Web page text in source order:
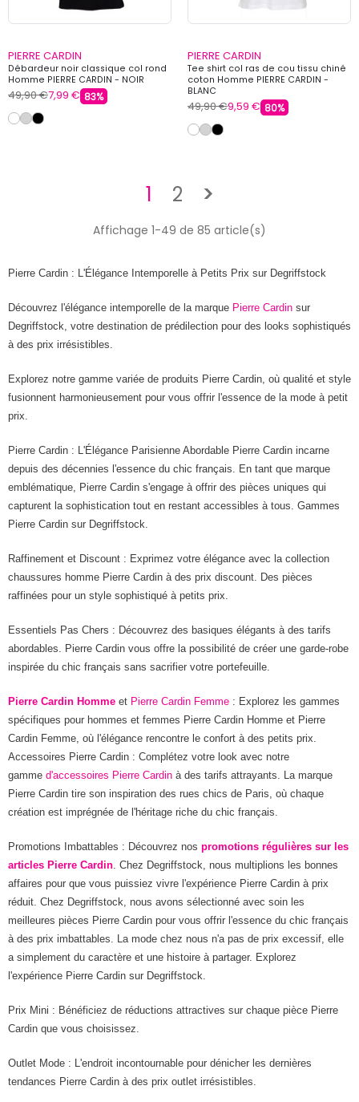
PIERRE CARDIN
Débardeur noir classique col rond
Homme PIERRE CARDIN - NOIR
49,90 €7,99 € 83%
PIERRE CARDIN
Tee shirt col ras de cou tissu chiné
coton Homme PIERRE CARDIN -
BLANC
49,90 €9,59 € 80%
1 2 >
Affichage 1-49 de 85 article(s)
Pierre Cardin : L'Élégance Intemporelle à Petits Prix sur Degriffstock
Découvrez l'élégance intemporelle de la marque Pierre Cardin sur
Degriffstock, votre destination de prédilection pour des looks sophistiqués
à des prix irrésistibles.
Explorez notre gamme variée de produits Pierre Cardin, où qualité et style
fusionnent harmonieusement pour vous offrir l'essence de la mode à petit
prix.
Pierre Cardin : L'Élégance Parisienne Abordable Pierre Cardin incarne
depuis des décennies l'essence du chic français. En tant que marque
emblématique, Pierre Cardin s'engage à offrir des pièces uniques qui
capturent la sophistication tout en restant accessibles à tous. Gammes
Pierre Cardin sur Degriffstock.
Raffinement et Discount : Exprimez votre élégance avec la collection
chaussures homme Pierre Cardin à des prix discount. Des pièces
raffinées pour un style sophistiqué à petits prix.
Essentiels Pas Chers : Découvrez des basiques élégants à des tarifs
abordables. Pierre Cardin vous offre la possibilité de créer une garde-robe
inspirée du chic français sans sacrifier votre portefeuille.
Pierre Cardin Homme et Pierre Cardin Femme : Explorez les gammes
spécifiques pour hommes et femmes Pierre Cardin Homme et Pierre
Cardin Femme, où l'élégance rencontre le confort à des petits prix.
Accessoires Pierre Cardin : Complétez votre look avec notre
gamme d'accessoires Pierre Cardin à des tarifs attrayants. La marque
Pierre Cardin tire son inspiration des rues chics de Paris, où chaque
création est imprégnée de l'héritage riche du chic français.
Promotions Imbattables : Découvrez nos promotions régulières sur les
articles Pierre Cardin . Chez Degriffstock, nous multiplions les bonnes
affaires pour que vous puissiez vivre l'expérience Pierre Cardin à prix
réduit. Chez Degriffstock, nous avons sélectionné avec soin les
meilleures pièces Pierre Cardin pour vous offrir l'essence du chic français
à des prix imbattables. La mode chez nous n'a pas de prix excessif, elle
a simplement du caractère et une histoire à partager. Explorez
l'expérience Pierre Cardin sur Degriffstock.
Prix Mini : Bénéficiez de réductions attractives sur chaque pièce Pierre
Cardin que vous choisissez.
Outlet Mode : L'endroit incontournable pour dénicher les dernières
tendances Pierre Cardin à des prix outlet irrésistibles.